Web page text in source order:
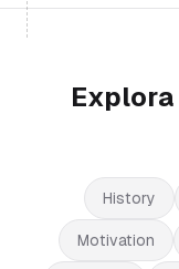
Explora
History
Motivation